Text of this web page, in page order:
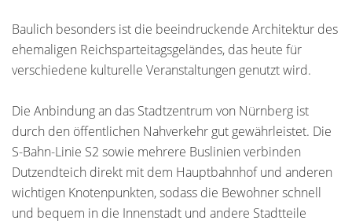
Baulich besonders ist die beeindruckende Architektur des
ehemaligen Reichsparteitagsgeländes, das heute für
verschiedene kulturelle Veranstaltungen genutzt wird.
Die Anbindung an das Stadtzentrum von Nürnberg ist
durch den öffentlichen Nahverkehr gut gewährleistet. Die
S-Bahn-Linie S2 sowie mehrere Buslinien verbinden
Dutzendteich direkt mit dem Hauptbahnhof und anderen
wichtigen Knotenpunkten, sodass die Bewohner schnell
und bequem in die Innenstadt und andere Stadtteile